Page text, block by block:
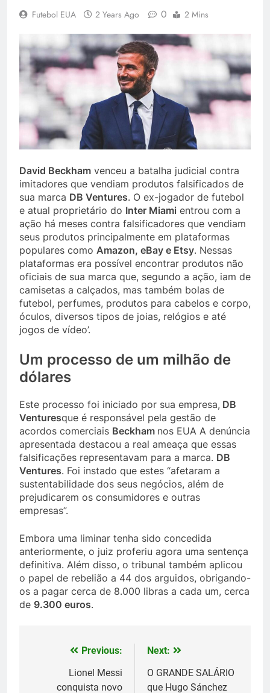
Futebol EUA 2 Years Ago 0 2 Mins
David Beckham venceu a batalha judicial contra
imitadores que vendiam produtos falsificados de
sua marca DB Ventures. O ex-jogador de futebol
e atual proprietário do Inter Miami entrou com a
ação há meses contra falsificadores que vendiam
seus produtos principalmente em plataformas
populares como Amazon, eBay e Etsy. Nessas
plataformas era possível encontrar produtos não
oficiais de sua marca que, segundo a ação, iam de
camisetas a calçados, mas também bolas de
futebol, perfumes, produtos para cabelos e corpo,
óculos, diversos tipos de joias, relógios e até
jogos de vídeo’.
Um processo de um milhão de
dólares
Este processo foi iniciado por sua empresa, DB
Venturesque é responsável pela gestão de
acordos comerciais Beckham nos EUA A denúncia
apresentada destacou a real ameaça que essas
falsificações representavam para a marca. DB
Ventures. Foi instado que estes “afetaram a
sustentabilidade dos seus negócios, além de
prejudicarem os consumidores e outras
empresas”.
Embora uma liminar tenha sido concedida
anteriormente, o juiz proferiu agora uma sentença
definitiva. Além disso, o tribunal também aplicou
o papel de rebelião a 44 dos arguidos, obrigando-
os a pagar cerca de 8.000 libras a cada um, cerca
de 9.300 euros.
navigation
Previous:
Lionel Messi
conquista novo
Next:
O GRANDE SALÁRIO
que Hugo Sánchez